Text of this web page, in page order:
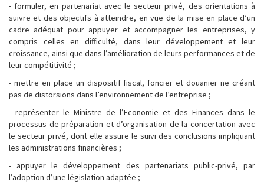
- formuler, en partenariat avec le secteur privé, des orientations à
suivre et des objectifs à atteindre, en vue de la mise en place d’un
cadre adéquat pour appuyer et accompagner les entreprises, y
compris celles en difficulté, dans leur développement et leur
croissance, ainsi que dans l’amélioration de leurs performances et de
leur compétitivité ;
- mettre en place un dispositif fiscal, foncier et douanier ne créant
pas de distorsions dans l’environnement de l’entreprise ;
- représenter le Ministre de l’Economie et des Finances dans le
processus de préparation et d’organisation de la concertation avec
le secteur privé, dont elle assure le suivi des conclusions impliquant
les administrations financières ;
- appuyer le développement des partenariats public-privé, par
l’adoption d’une législation adaptée ;